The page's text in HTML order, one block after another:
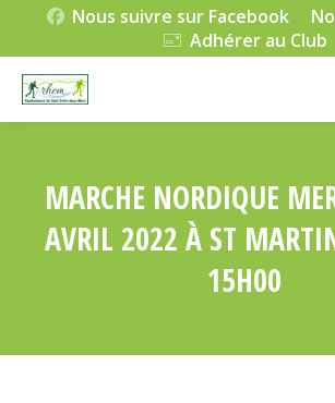
Nous suivre sur Facebook
Adhérer au Club
MARCHE NORDIQUE
AVRIL 2022 À ST
15H00